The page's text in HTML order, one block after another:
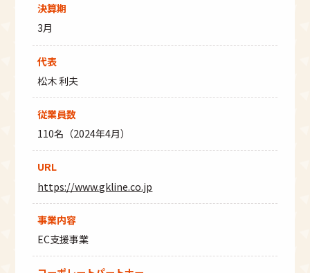
絡
HUNDRED CIRCUS East Towerビ
決算期
3月
代表
松木 利夫
従業員数
110名（2024年4月）
URL
https://www.gkline.co.jp
事業内容
EC支援事業